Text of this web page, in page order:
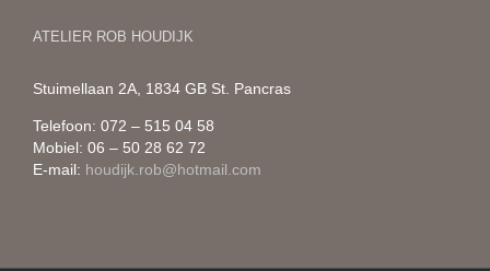
ATELIER ROB HOUDIJK
Stuimellaan 2A, 1834 GB St. Pancras
Telefoon: 072 – 515 04 58
Mobiel: 06 – 50 28 62 72
E-mail: houdijk.rob@hotmail.com